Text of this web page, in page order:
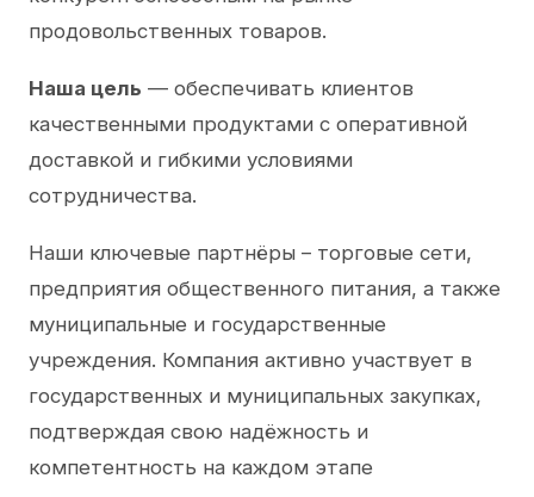
продовольственных товаров.
Наша цель — обеспечивать клиентов
качественными продуктами с оперативной
доставкой и гибкими условиями
сотрудничества.
Наши ключевые партнёры – торговые сети,
предприятия общественного питания, а также
муниципальные и государственные
учреждения. Компания активно участвует в
государственных и муниципальных закупках,
подтверждая свою надёжность и
компетентность на каждом этапе